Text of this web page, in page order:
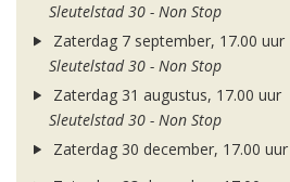
Sleutelstad 30 - Non Stop
Zaterdag 7 september, 17.00 uur
Sleutelstad 30 - Non Stop
Zaterdag 31 augustus, 17.00 uur
Sleutelstad 30 - Non Stop
Zaterdag 30 december, 17.00 uur